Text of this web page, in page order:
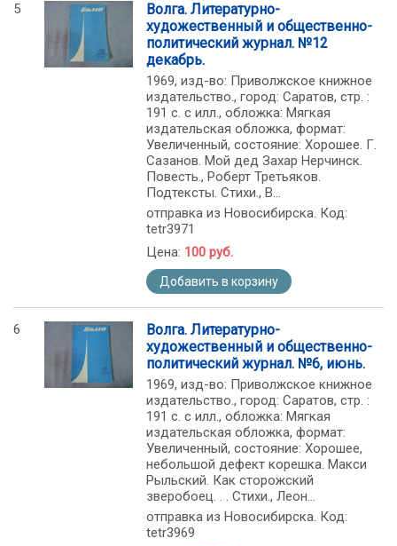
5
Волга. Литературно-
художественный и общественно-
политический журнал. №12
декабрь.
1969, изд-во: Приволжское книжное
издательство., город: Саратов, стр. :
191 с. с илл., обложка: Мягкая
издательская обложка, формат:
Увеличенный, состояние: Хорошее. Г.
Сазанов. Мой дед Захар Нерчинск.
Повесть., Роберт Третьяков.
Подтексты. Стихи., В...
отправка из Новосибирска. Код:
tetr3971
Цена: 100 руб.
Добавить в корзину
6
Волга. Литературно-
художественный и общественно-
политический журнал. №6, июнь.
1969, изд-во: Приволжское книжное
издательство., город: Саратов, стр. :
191 с. с илл., обложка: Мягкая
издательская обложка, формат:
Увеличенный, состояние: Хорошее,
небольшой дефект корешка. Макси
Рыльский. Как сторожский
зверобоец. . . Стихи., Леон...
отправка из Новосибирска. Код:
tetr3969